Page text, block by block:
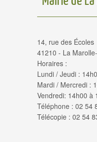
14, rue des Écoles
41210 - La
Horaires :
Lundi / Jeudi :
Mardi / Mercredi :
Vendredi: 14h00 à
Téléphone : 02 54
Télécopie : 02 54